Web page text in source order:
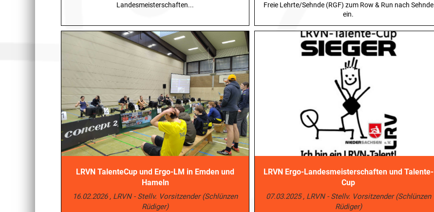
Landesmeisterschaften...
Freie Lehrte/Sehnde (RGF) zum Row & Run nach Sehnde
ein.
LRVN TalenteCup und Ergo-LM in Emden und
Hameln
16.02.2026, LRVN - Stellv. Vorsitzender (Schlünzen
Rüdiger)
LRVN Ergo-Landesmeisterschaften und Talente-
Cup
07.03.2025, LRVN - Stellv. Vorsitzender (Schlünzen
Rüdiger)